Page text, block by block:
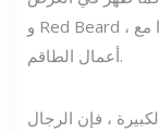
و Red Beard ، الذين تعاونوا مع Heavy D للمساعدة في تنمية
أعمال الطاقم.
، فإن الرجال